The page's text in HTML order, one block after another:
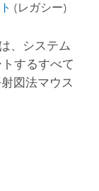
(レガシー)
、システム
するすべて
図法マウス